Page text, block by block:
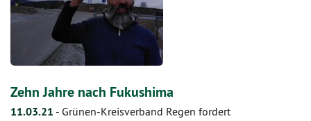
Zehn Jahre nach Fukushima
11.03.21 - Grünen-Kreisverband Regen fordert